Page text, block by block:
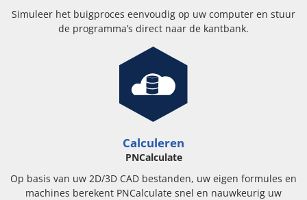
Simuleer het buigproces eenvoudig op uw computer en stuur
de programma’s direct naar de kantbank.
Calculeren
PNCalculate
Op basis van uw 2D/3D CAD bestanden, uw eigen formules en
machines berekent PNCalculate snel en nauwkeurig uw